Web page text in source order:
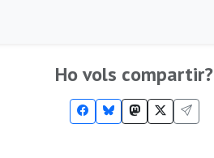
Ho vols compartir?